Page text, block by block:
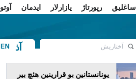
ساغلیق رپورتاژ یازارلار ایدمان آوتو
EN آذ
یونانستانین بو قرارینین هئچ بیر